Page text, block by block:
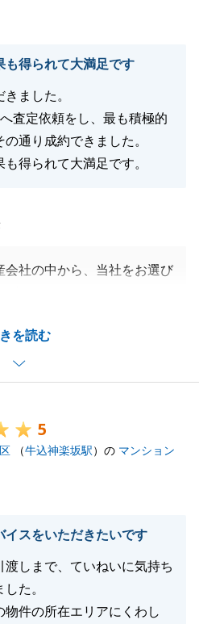
も得られて大満足です
ました。
査定依頼をし、最も積極的
通り成約できました。
得られて大満足です。
を読む
会社の中から、当社をお選び
て頂きました。
を迎えることができ、私も大
。
5
（牛込神楽坂駅）の マンション
イスをいただきたいです
しまで、ていねいに気持ち
た。
物件の所在エリアにくわし